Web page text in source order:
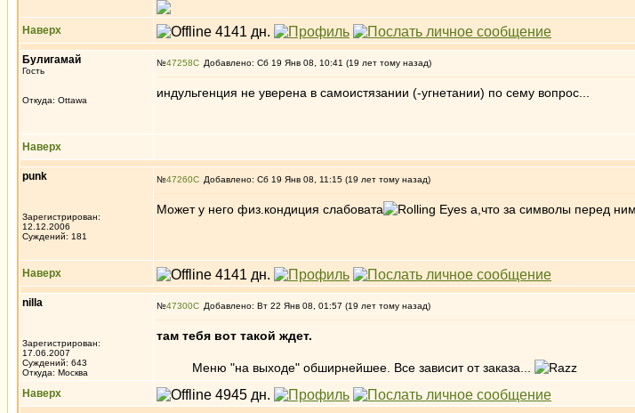
Наверх
Булигамай
Гость
Откуда: Ottawa
№47258 Добавлено: Сб 19 Янв 08, 10:41 (19 лет тому назад)
индульгенция не уверена в самоистязании (-угнетании) по сему вопрос...
Наверх
punk
Зарегистрирован:
12.12.2006
Суждений: 181
№47260 Добавлено: Сб 19 Янв 08, 11:15 (19 лет тому назад)
Может у него физ.кондиция слабовата а,что за символы перед
Наверх
nilla
Зарегистрирован:
17.06.2007
Суждений: 643
Откуда: Москва
№47300 Добавлено: Вт 22 Янв 08, 01:57 (19 лет тому назад)
там тебя вот такой ждет.
Меню "на выходе" обширнейшее. Все зависит от заказа...
Наверх